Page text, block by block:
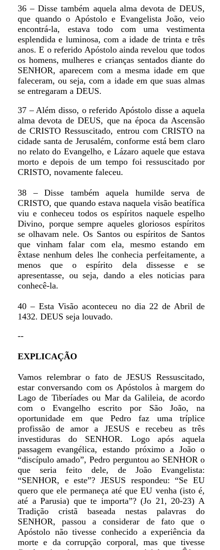
36 – Disse também aquela alma devota de DEUS,
que quando o Apóstolo e Evangelista João, veio
encontrá-la, estava todo com uma vestimenta
esplendida e luminosa, com a idade de trinta e três
anos. E o referido Apóstolo ainda revelou que todos
os homens, mulheres e crianças sentados diante do
SENHOR, aparecem com a mesma idade em que
faleceram, ou seja, com a idade em que suas almas
se entregaram a DEUS.
37 – Além disso, o referido Apóstolo disse a aquela
alma devota de DEUS, que na época da Ascensão
de CRISTO Ressuscitado, entrou com CRISTO na
cidade santa de Jerusalém, conforme está bem claro
no relato do Evangelho, e Lázaro aquele que estava
morto e depois de um tempo foi ressuscitado por
CRISTO, novamente faleceu.
38 – Disse também aquela humilde serva de
CRISTO, que quando estava naquela visão beatífica
viu e conheceu todos os espíritos naquele espelho
Divino, porque sempre aqueles gloriosos espíritos
se olhavam nele. Os Santos ou espíritos de Santos
que vinham falar com ela, mesmo estando em
êxtase nenhum deles lhe conhecia perfeitamente, a
menos que o espírito dela dissesse e se
apresentasse, ou seja, dando a eles noticias para
conhecê-la.
40 – Esta Visão aconteceu no dia 22 de Abril de
1432. DEUS seja louvado.
--
EXPLICAÇÃO
Vamos relembrar o fato de JESUS Ressuscitado,
estar conversando com os Apóstolos à margem do
Lago de Tiberíades ou Mar da Galileia, de acordo
com o Evangelho escrito por São João, na
oportunidade em que Pedro faz uma tríplice
profissão de amor a JESUS e recebeu as três
investiduras do SENHOR. Logo após aquela
passagem evangélica, estando próximo a João o
“discípulo amado”, Pedro perguntou ao SENHOR o
que seria feito dele, de João Evangelista:
“SENHOR, e este”? JESUS respondeu: “Se EU
quero que ele permaneça até que EU venha (isto é,
até a Parusia) que te importa”? (Jo 21, 20-23) A
Tradição cristã baseada nestas palavras do
SENHOR, passou a considerar de fato que o
Apóstolo não tivesse conhecido a experiência da
morte e da corrupção corporal, mas que tivesse